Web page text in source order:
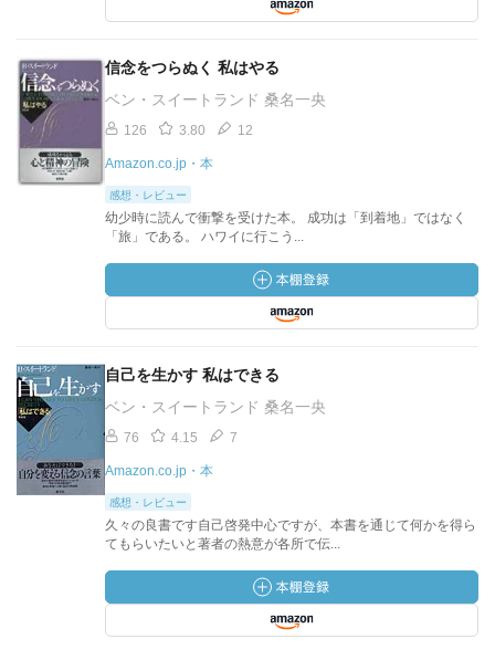
信念をつらぬく 私はやる
ベン・スイートランド 桑名一央
126 3.80 12
Amazon.co.jp・本
感想・レビュー
幼少時に読んで衝撃を受けた本。 成功は「到着地」ではなく
「旅」である。 ハワイに行こう...
自己を生かす 私はできる
ベン・スイートランド 桑名一央
76 4.15 7
Amazon.co.jp・本
感想・レビュー
久々の良書です自己啓発中心ですが、本書を通じて何かを得ら
てもらいたいと著者の熱意が各所で伝...